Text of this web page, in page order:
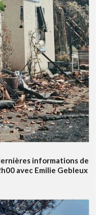
informations de
avec Emilie Gebleux